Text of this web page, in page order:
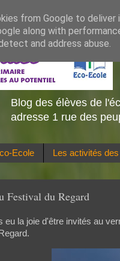
Blog des élèves de
adresse 1 rue des
Ecole Les activités
Festival du Regard
eu la joie d'être invités au
from Google to
along with
and address abuse.